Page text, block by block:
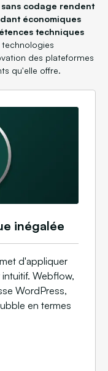
codage rendent
économiques
techniques
des plateformes
qu'elle offre.
inégalée
d'appliquer
Webflow,
WordPress,
en termes